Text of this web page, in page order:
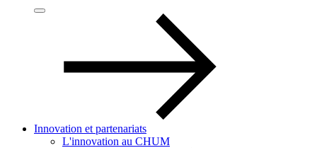
Innovation et partenariats
L'innovation au CHUM